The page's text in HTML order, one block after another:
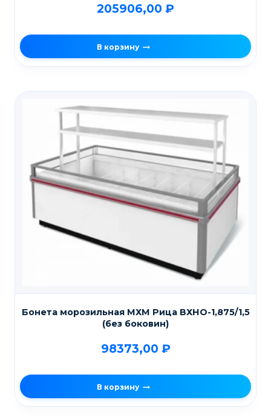
205906,00 ₽
В корзину
Бонета морозильная МХМ Рица ВХНО-1,875/1,5
(без боковин)
98373,00 ₽
В корзину